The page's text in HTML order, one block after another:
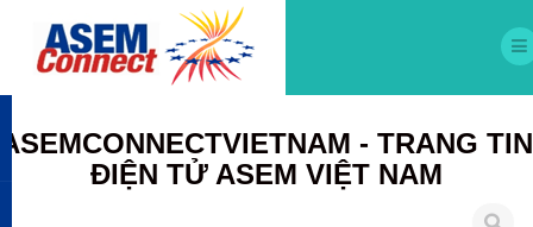
ASEMCONNECTVIETNAM - TRANG TIN
ĐIỆN TỬ ASEM VIỆT NAM